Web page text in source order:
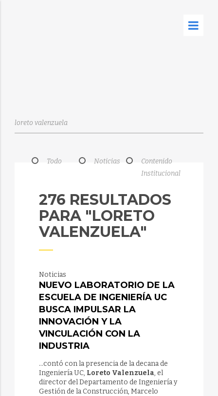
Todo Noticias
Contenido
Institucional
276 RESULTADOS
PARA "LORETO
VALENZUELA"
Noticias
NUEVO LABORATORIO DE LA
ESCUELA DE INGENIERÍA UC
BUSCA IMPULSAR LA
INNOVACIÓN Y LA
VINCULACIÓN CON LA
INDUSTRIA
...contó con la presencia de la decana de
Ingeniería UC, Loreto Valenzuela, el
director del Departamento de Ingeniería y
Gestión de la Construcción, Marcelo